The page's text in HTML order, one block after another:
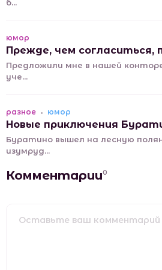
б...
юмор
Прежде, чем согласиться,
Предложили мне в нашей
уче...
разное юмор
Новые приключения
Буратино вышел на лесную
изумруд...
Комментарии0